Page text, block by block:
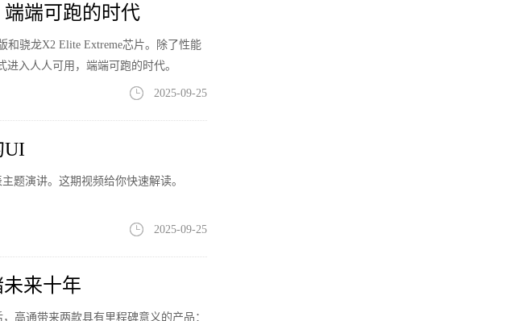
端可跑的时代
和骁龙X2 Elite Extreme芯片。除了性能
入人人可用，端端可跑的时代。
2025-09-25
UI
题演讲。这期视频给你快速解读。
2025-09-25
来十年
高通带来两款具有里程碑意义的产品：